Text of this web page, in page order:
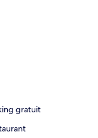
gratuit